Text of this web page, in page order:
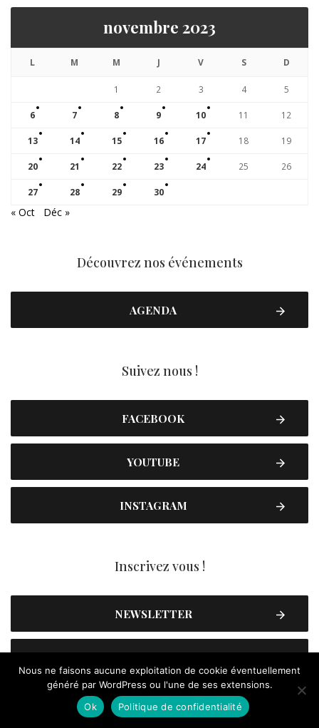
novembre 2023
L M M J V S D
1 2 3 4 5
6 7 8 9 10 11 12
13 14 15 16 17 18 19
20 21 22 23 24 25 26
27 28 29 30
« Oct Déc »
Découvrez nos événements
AGENDA
Suivez nous !
FACEBOOK
YOUTUBE
INSTAGRAM
Inscrivez vous !
NEWSLETTER
CONTACT
Nous ne faisons aucune exploitation de cookie éventuellement
généré par WordPress ou l'une de ses extensions.
Ok
Politique de confidentialité